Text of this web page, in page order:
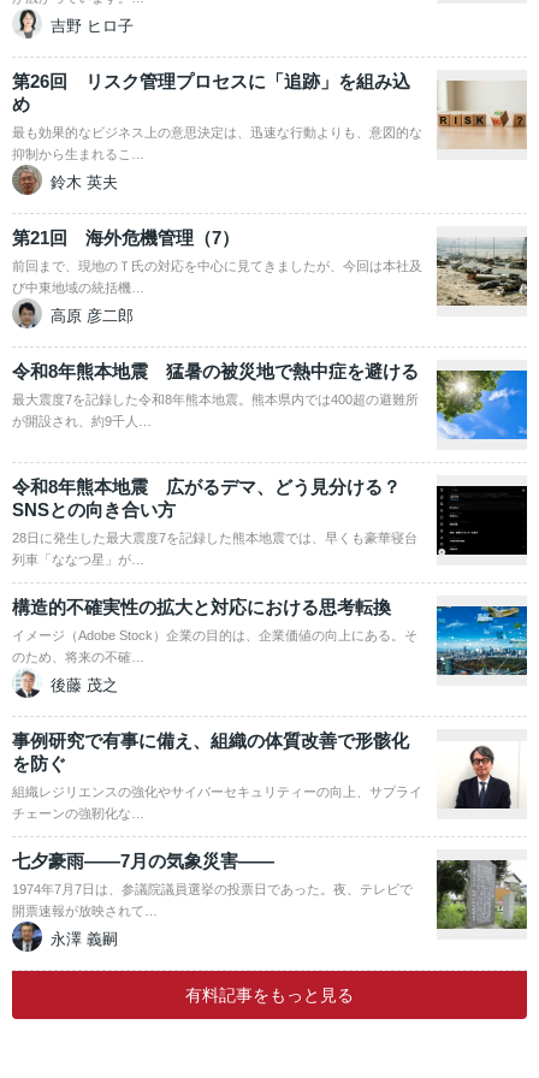
吉野 ヒロ子
第26回 リスク管理プロセスに「追跡」を組み込
め
最も効果的なビジネス上の意思決定は、迅速な行動よりも、意図的な
抑制から生まれるこ…
鈴木 英夫
第21回 海外危機管理（7）
前回まで、現地のＴ氏の対応を中心に見てきましたが、今回は本社及
び中東地域の統括機…
高原 彦二郎
令和8年熊本地震 猛暑の被災地で熱中症を避ける
最大震度7を記録した令和8年熊本地震。熊本県内では400超の避難所
が開設され、約9千人…
令和8年熊本地震 広がるデマ、どう見分ける？
SNSとの向き合い方
28日に発生した最大震度7を記録した熊本地震では、早くも豪華寝台
列車「ななつ星」が…
構造的不確実性の拡大と対応における思考転換
イメージ（Adobe Stock）企業の目的は、企業価値の向上にある。そ
のため、将来の不確…
後藤 茂之
事例研究で有事に備え、組織の体質改善で形骸化
を防ぐ
組織レジリエンスの強化やサイバーセキュリティーの向上、サプライ
チェーンの強靭化な…
七夕豪雨――7月の気象災害――
1974年7月7日は、参議院議員選挙の投票日であった。夜、テレビで
開票速報が放映されて…
永澤 義嗣
有料記事をもっと見る